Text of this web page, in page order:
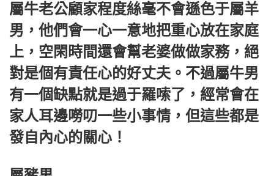
屬牛老公顧家程度絲毫不會遜色于屬羊
男，他們會一心一意地把重心放在家庭
上，空閑時間還會幫老婆做做家務，絕
對是個有責任心的好丈夫。不過屬牛男
有一個缺點就是過于羅嗦了，經常會在
家人耳邊嘮叨一些小事情，但這些都是
發自內心的關心！